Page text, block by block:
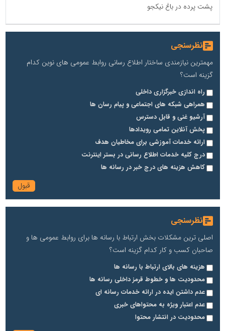
پشت پرده در باغ نیکجو
نظرسنجی
مهمترین نیازمندی ساختار اطلاع رسانی روابط عمومی های نوین کدام
گزینه است؟
راه اندازی خبرگزاری داخلی
همراهی شبکه های اجتماعی و پیام رسان ها
آرشیو غنی و قابل دسترس
پخش آنلاین تمامی رویدادها
ارائه خدمات آموزشی برای مخاطیان هدف
درج کلیه خدمات اطلاع رسانی در بستر اینترنت
کاهش هزینه های درج خبر در رسانه ها
نظرسنجی
اصلی ترین مشکلات بخش ارتباط با رسانه ها برای روابط عمومی ها و
صاحبان کسب و کار کدام گزینه است؟
هزینه های بالای ارتباط با رسانه ها
محدودیت ها و خطوط قرمز داخلی رسانه ها
عدم داشتن ایده در ارائه خدمات رسانه ای
عدم اعتبار ویژه به محتواهای خبری
محدودیت در انتشار محتوا